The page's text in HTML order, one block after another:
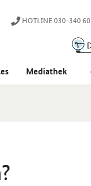
HOTLINE 030-340
Mediathek